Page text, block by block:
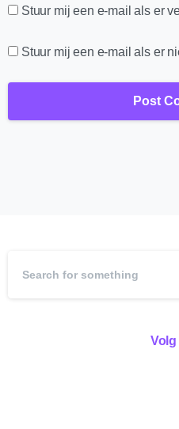
Stuur mij een e-mail als er
Stuur mij een e-mail als er
Volg